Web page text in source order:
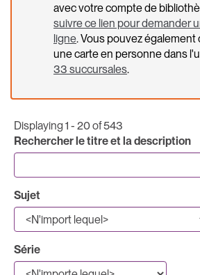
avec votre compte de
suivre ce lien pour demander
ligne. Vous pouvez également
une carte en personne dans
33 succursales.
Displaying 1 - 20 of 543
Rechercher le titre et la description
Sujet
Série